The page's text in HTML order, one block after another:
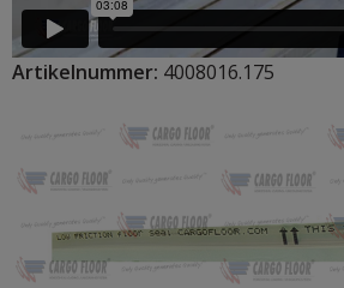
Artikelnummer: 4008016.175